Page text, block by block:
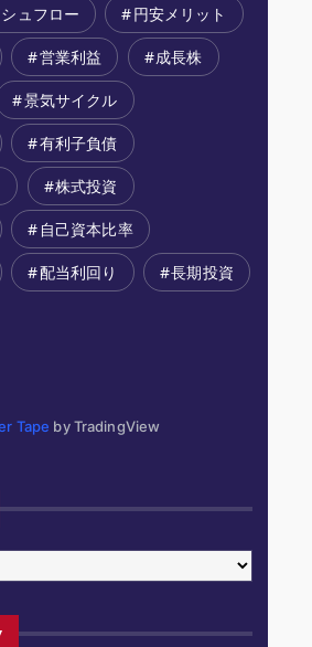
ュフロー 円安メリット
営業利益 成長株
景気サイクル
有利子負債
株式投資
自己資本比率
配当利回り 長期投資
Tape by TradingView